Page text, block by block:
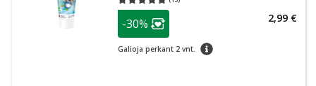
Vidutinis įvertinimas 5.00
patarimas
Lojalumo klubo narių nuolaida
-30%
Galioja perkant 2 vnt. patarimas
2,99 €